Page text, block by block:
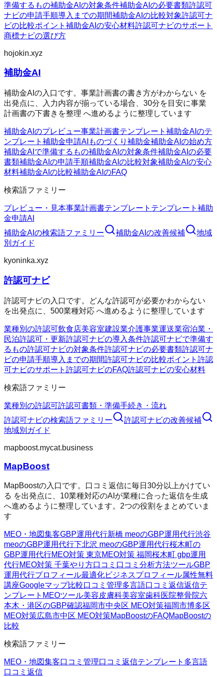
準備するもの補助金AIの対象条件補助金AIの必要書類許認可
ナビの申請手順導入までの期間補助金AIの比較対象許認可ナ
ビの比較ポイント 補助金AIの安心材料許認可ナビのサポート
商標ナビの選び方
hojokin.xyz
補助金AI
補助金AIの入口です。事業計画書の書き方がわからない を
出発点に、入力内容が揃っている場合、30分を目安に事業
計画書の下書きを整理 へ進めるように整理しています
補助金AIのプレビュー事業計画書テンプレート 補助金AIのテ
ンプレート 補助金申請AI ものづくり補助金補助金AIの始め方
補助金AIで準備するもの補助金AIの対象条件補助金AIの必要
書類補助金AIの申請手順補助金AIの比較対象補助金AIの安心
材料補助金AIの比較補助金AIのFAQ
検索語ファミリー
プレビュー・見本事業計画書テンプレート テンプレート 補助
金申請AI
補助金AI の検索語ファミリー 補助金AI の改善候補
地域
別ガイド
kyoninka.xyz
許認可ナビ
許認可ナビの入口です。どんな許認可が必要かわからない
を出発点に、500業種対応 へ進めるように整理しています
業種別の許認可飲食店美容室建設業介護事業運送業宿泊業・
民泊許認可・更新許認可ナビの導入条件許認可ナビで準備す
るもの許認可ナビの対象条件許認可ナビの必要書類許認可ナ
ビの申請手順導入までの期間許認可ナビの比較ポイント 許認
可ナビのサポート 許認可ナビのFAQ許認可ナビの安心材料
検索語ファミリー
業種別の許認可許認可書類・準備手続き・流れ
許認可ナビの検索語ファミリー 許認可ナビの改善候補
地域別ガイド
mapboost.mycat.business
MapBoost
MapBoostの入口です。口コミ返信に毎日30分以上かけてい
る を出発点に、10業種対応のAIが業種に合った返信を生成
へ進めるように整理しています。2つの役割をまとめていま
す
MEO・地図集客GBP運用代行新橋 meoのGBP運用代行渋谷
meoのGBP運用代行下北沢 meoのGBP運用代行桜木町の
GBP運用代行MEO対策 東京MEO対策 福岡桜木町 gbp運用
代行MEO対策 千葉やり方口コミ 口コミ分析方法ツールGBP
運用代行プロフィール最適化ビジネスプロフィール属性無料
講座Googleマップ比較口コミ管理多言語口コミ返信返信テ
ンプレート MEOツール美容皮膚科美容室歯科医院整骨院六
本木・港区のGBP確認福岡市中央区 MEO対策福岡市博多区
MEO対策広島市中区 MEO対策MapBoostのFAQMapBoostの
比較
検索語ファミリー
MEO・地図集客口コミ管理口コミ返信テンプレート 多言語
口コミ返信